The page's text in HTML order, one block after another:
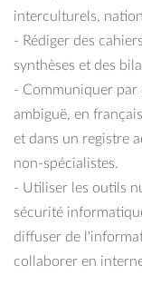
interculturels,
- Rédiger des
synthèses et des
- Communiquer
ambiguë, en
et dans un registre
non-spécialistes.
- Utiliser les outils
sécurité
diffuser de
collaborer en